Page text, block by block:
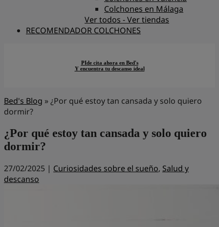
Colchones en Málaga
Ver todos - Ver tiendas
RECOMENDADOR COLCHONES
PIde cita ahora en Bed's
Y encuentra tu descanso ideal
Bed's Blog »¿Por qué estoy tan cansada y solo quiero
dormir?
¿Por qué estoy tan cansada y solo quiero
dormir?
27/02/2025 | Curiosidades sobre el sueño, Salud y
descanso